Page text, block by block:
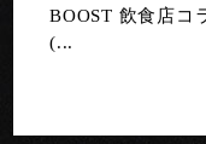
BOOST 飲食店コ
(...